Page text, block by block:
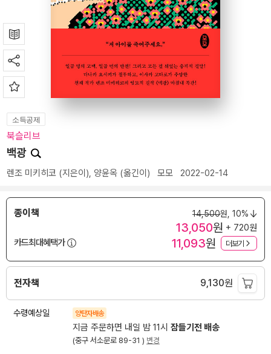
소득공제
북슬리브
백광
렌조 미키히코 (지은이), 양윤옥 (옮긴이) 모모 2022-02-14
종이책 14,500원, 10%
13,050원 + 720원
카드최대혜택가
11,093원 더보기
전자책 9,130원
수령예상일 양탄자배송
지금 주문하면 내일 밤 11시 잠들기전 배송
(중구 서소문로 89-31 ) 변경